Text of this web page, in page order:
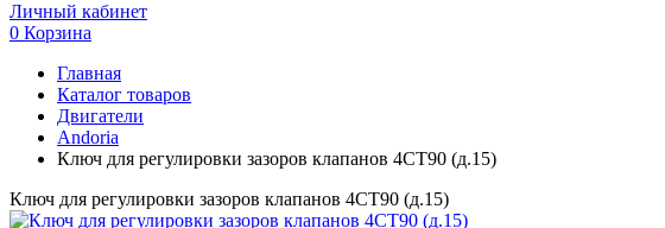
Личный кабинет
0 Корзина
Главная
Каталог товаров
Двигатели
Andoria
Ключ для регулировки зазоров клапанов 4СТ90 (д.15)
Ключ для регулировки зазоров клапанов 4СТ90 (д.15)